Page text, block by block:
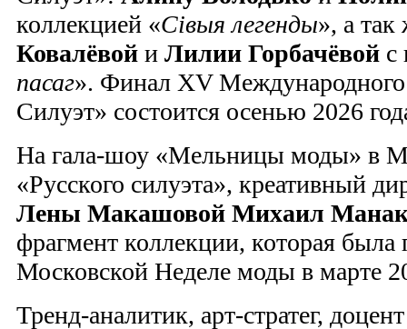
коллекцией «Сівыя легенды», а
Ковалёвой и Лилии Горбачёвой с
пасаг». Финал XV Международного
Силуэт» состоится осенью 2026
На гала-шоу «Мельницы моды» в
«Русского силуэта», креативный
Лены Макашовой Михаил
фрагмент коллекции, которая была
Московской Неделе моды в марте
Тренд-аналитик, арт-стратег,